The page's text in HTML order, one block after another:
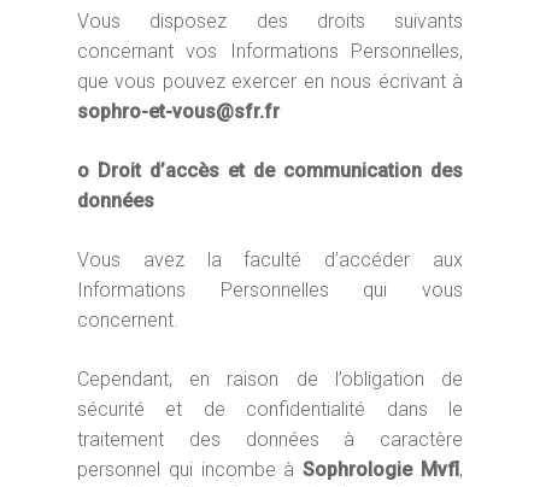
Vous disposez des droits suivants
concernant vos Informations Personnelles,
que vous pouvez exercer en nous écrivant à
sophro-et-vous@sfr.fr
o Droit d’accès et de communication des
données
Vous avez la faculté d’accéder aux
Informations Personnelles qui vous
concernent.
Cependant, en raison de l’obligation de
sécurité et de confidentialité dans le
traitement des données à caractère
personnel qui incombe àSophrologie Mvfl,